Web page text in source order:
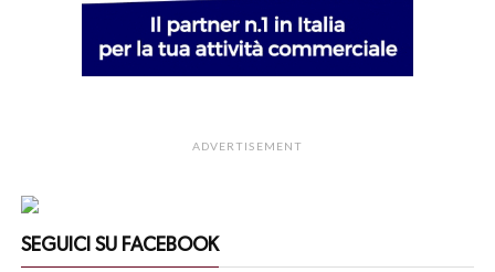
ADVERTISEMENT
SEGUICI SU FACEBOOK